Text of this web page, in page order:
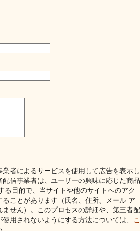
者によるサービスを使用して広告を表示し
信事業者は、ユーザーの興味に応じた商品
る目的で、当サイトや他のサイトへのアク
ことがあります（氏名、住所、メール ア
ません）。このプロセスの詳細や、第三者配
用されないようにする方法については、
こ